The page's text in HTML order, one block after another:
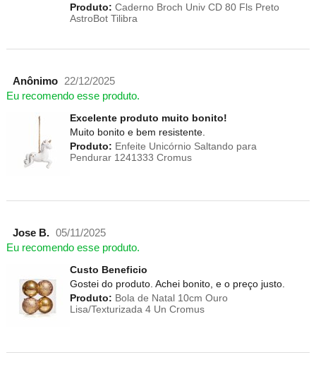
Produto: Caderno Broch Univ CD 80 Fls Preto
AstroBot Tilibra
Anônimo
22/12/2025
Eu recomendo esse produto.
Excelente produto muito bonito!
Muito bonito e bem resistente.
Produto: Enfeite Unicórnio Saltando para
Pendurar 1241333 Cromus
Jose B. 05/11/2025
Eu recomendo esse produto.
Custo Beneficio
Gostei do produto. Achei bonito, e o preço justo.
Produto: Bola de Natal 10cm Ouro
Lisa/Texturizada 4 Un Cromus